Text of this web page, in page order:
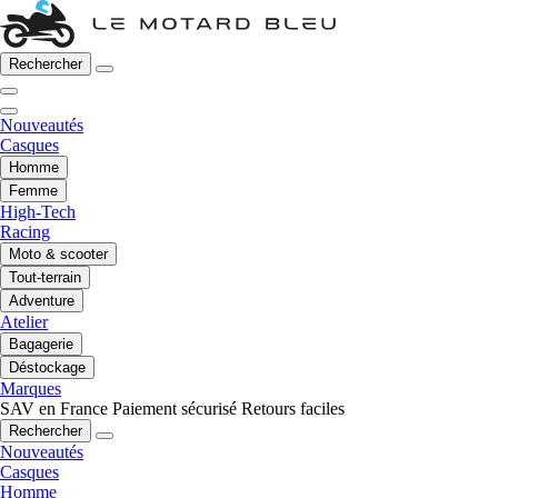
Rechercher
Nouveautés
Casques
Homme
Femme
High-Tech
Racing
Moto & scooter
Tout-terrain
Adventure
Atelier
Bagagerie
Déstockage
Marques
SAV en France Paiement sécurisé Retours faciles
Rechercher
Nouveautés
Casques
Homme